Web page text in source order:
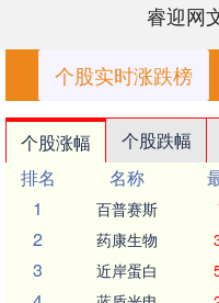
睿迎网
个股实时涨跌榜
个股涨幅 个股跌幅
排名
名称
1
百普赛斯
2 药康生物
3 近岸蛋白